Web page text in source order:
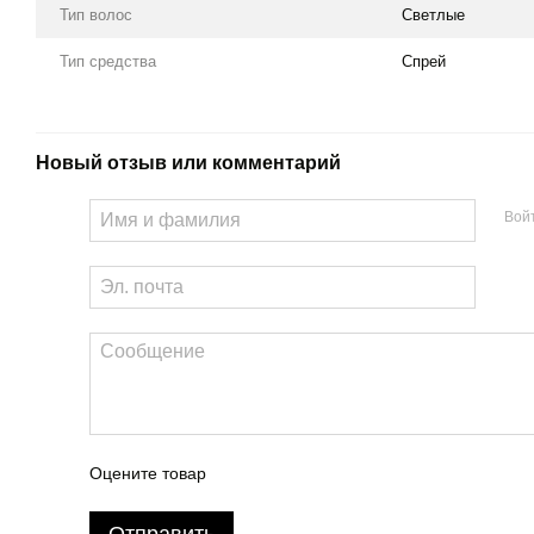
Тип волос Светлые
Тип средства Спрей
Новый отзыв или комментарий
Оцените товар